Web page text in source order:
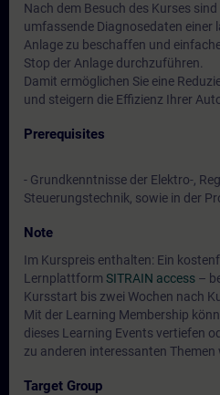
Nach dem Besuch des Kurses sind
umfassende Diagnosedaten einer
Anlage zu beschaffen und
Stop der Anlage durchzuführen.
Damit ermöglichen Sie eine
und steigern die Effizienz Ihrer
Prerequisites
- Grundkenntnisse der Elektro-,
Steuerungstechnik, sowie in der
Note
Im Kurspreis enthalten: Ein
Lernplattform SITRAIN access –
Kursstart bis zwei Wochen nach
Mit der Learning Membership
dieses Learning Events vertiefen
zu anderen interessanten Themen
Target Group